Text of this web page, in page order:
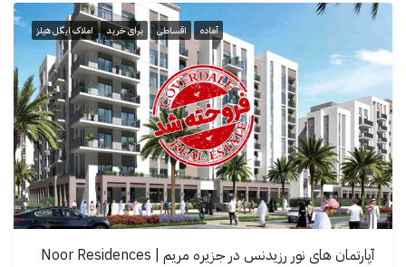
آماده اقساطی برای خرید املاک ایگل هیلز
آپارتمان های نور رزیدنس در جزیره مریم | Noor Residences